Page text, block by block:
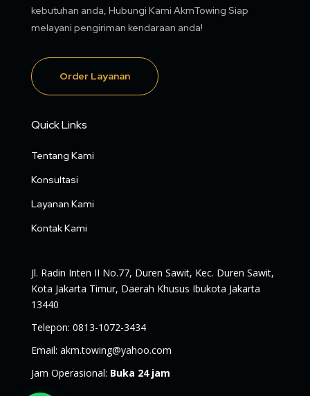
kebutuhan anda, Hubungi Kami AkmTowing Siap
melayani pengiriman kendaraan anda!
Order Layanan
Quick Links
Tentang Kami
Konsultasi
Layanan Kami
Kontak Kami
Jl. Radin Inten II No.77, Duren Sawit, Kec. Duren Sawit,
Kota Jakarta Timur, Daerah Khusus Ibukota Jakarta
13440
Telepon: 0813-1072-3434
Email: akm.towing@yahoo.com
Jam Operasional: Buka 24 jam